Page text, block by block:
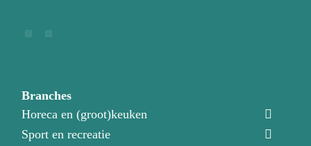
Branches
Horeca en (groot)keuken
Sport en recreatie